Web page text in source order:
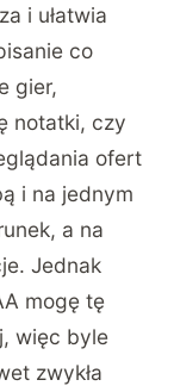
i ułatwia
co
gier,
notatki, czy
ofert
i na jednym
a na
Jednak
mogę tę
więc byle
zwykła